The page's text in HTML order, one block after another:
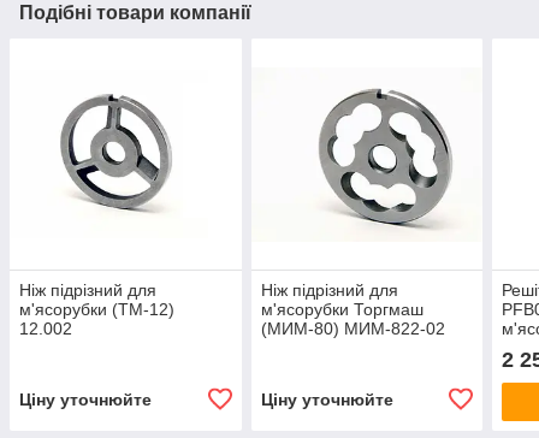
Подібні товари компанії
Ніж підрізний для
м'ясорубки (ТМ-12)
12.002
Ціну уточнюйте
Ніж підрізний для
м'ясорубки Торгмаш
(МИМ-80) МИМ-822-02
Ціну уточнюйте
2